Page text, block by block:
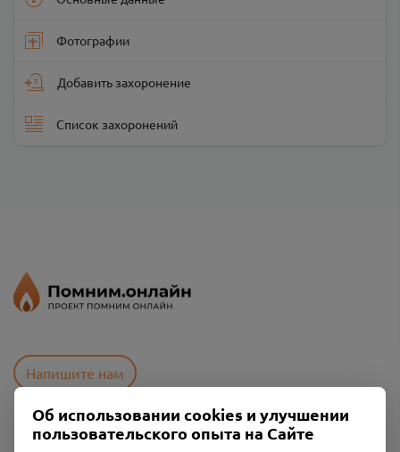
Фотографии
Добавить захоронение
Список захоронений
Напишите нам
Пользовательское соглашение
Об использовании cookies и улучшении
пользовательского опыта на Сайте